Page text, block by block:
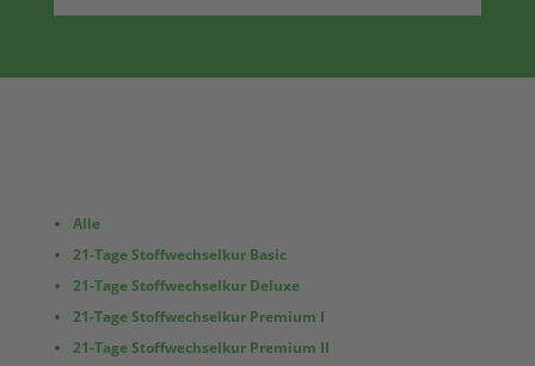
Alle
21-Tage Stoffwechselkur Basic
21-Tage Stoffwechselkur Deluxe
21-Tage Stoffwechselkur Premium I
21-Tage Stoffwechselkur Premium II